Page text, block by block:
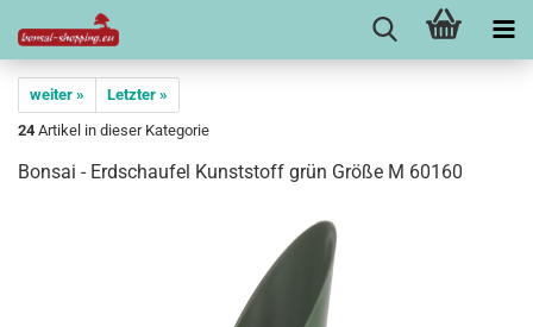
weiter »
Letzter »
24 Artikel in dieser Kategorie
Bonsai - Erdschaufel Kunststoff grün Größe M 60160